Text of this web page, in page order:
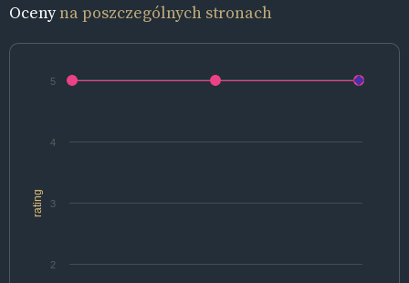
Ocenyna poszczególnych stronach
rating
2
3
4
5